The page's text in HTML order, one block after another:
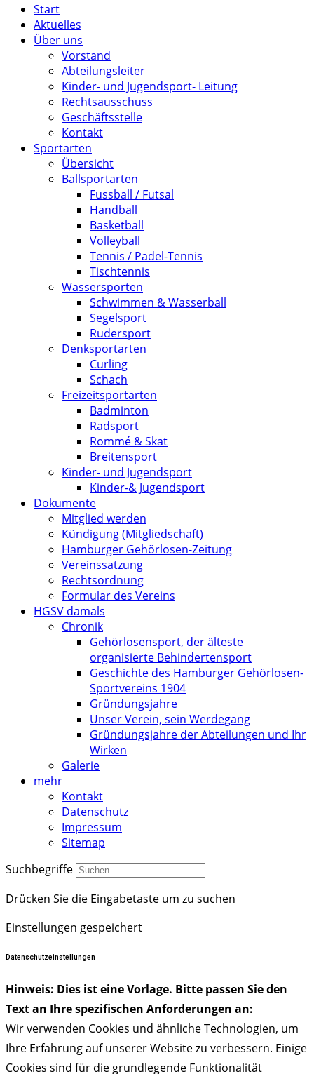
Start
Aktuelles
Über uns
Vorstand
Abteilungsleiter
Kinder- und Jugendsport- Leitung
Rechtsausschuss
Geschäftsstelle
Kontakt
Sportarten
Übersicht
Ballsportarten
Fussball / Futsal
Handball
Basketball
Volleyball
Tennis / Padel-Tennis
Tischtennis
Wassersporten
Schwimmen & Wasserball
Segelsport
Rudersport
Denksportarten
Curling
Schach
Freizeitsportarten
Badminton
Radsport
Rommé & Skat
Breitensport
Kinder- und Jugendsport
Kinder-& Jugendsport
Dokumente
Mitglied werden
Kündigung (Mitgliedschaft)
Hamburger Gehörlosen-Zeitung
Vereinssatzung
Rechtsordnung
Formular des Vereins
HGSV damals
Chronik
Gehörlosensport, der älteste
organisierte Behindertensport
Geschichte des Hamburger Gehörlosen-
Sportvereins 1904
Gründungsjahre
Unser Verein, sein Werdegang
Gründungsjahre der Abteilungen und Ihr
Wirken
Galerie
mehr
Kontakt
Datenschutz
Impressum
Sitemap
Suchbegriffe
Drücken Sie die Eingabetaste um zu suchen
Einstellungen gespeichert
Datenschutzeinstellungen
Hinweis: Dies ist eine Vorlage. Bitte passen Sie den
Text an Ihre spezifischen Anforderungen an:
Wir verwenden Cookies und ähnliche Technologien, um
Ihre Erfahrung auf unserer Website zu verbessern. Einige
Cookies sind für die grundlegende Funktionalität